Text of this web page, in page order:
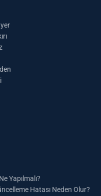
Yapılmalı?
Hatası Neden Olur?